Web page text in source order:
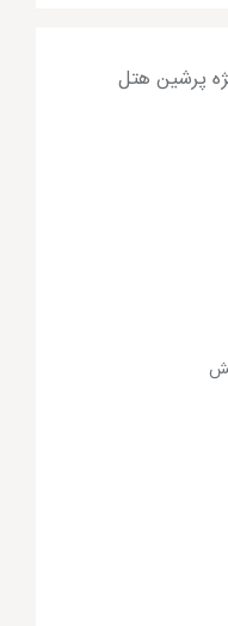
پرشین هتل